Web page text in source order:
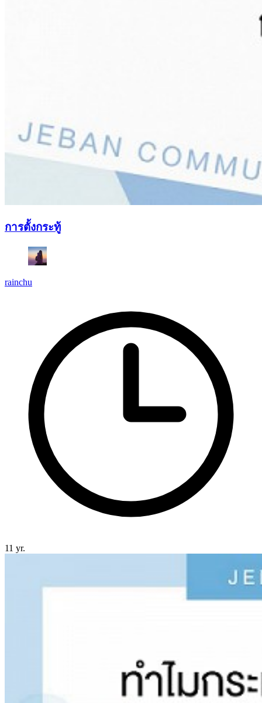
การตั้งกระทู้
rainchu
11 yr.